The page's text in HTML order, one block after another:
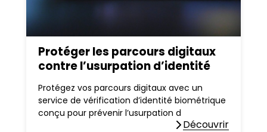
Protéger les parcours digitaux
contre l’usurpation d’identité
Protégez vos parcours digitaux avec un
service de vérification d’identité biométrique
conçu pour prévenir l’usurpation d
Découvrir